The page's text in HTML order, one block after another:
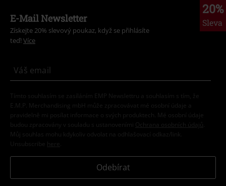
20%
Sleva
E-Mail Newsletter
Získejte 20% slevový poukaz, když se přihlásíte
teď! Více
Tímto souhlasím se zasíláním EMP Newslettru a souhlasím s tím, že
E.M.P. Merchandising mbH může zpracovávat mé osobní údaje a
pravidelně mi posílat informace o svých produktech. Mé osobní údaje
budou zpracovány v souladu s ustanoveními
Ochrana osobních údajů
Můj souhlas mohu kdykoliv odvolat na odhlašovací odkaz/link.
Unsubscribe here
Odebírat